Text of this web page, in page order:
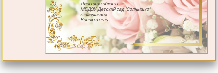
Липецкая область
МБДОУ Детский сад "Солнышко"
г.Чаплыгина
Воспитатель